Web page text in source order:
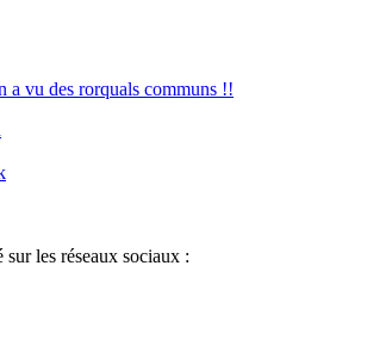
a vu des rorquals communs !!
les réseaux sociaux :